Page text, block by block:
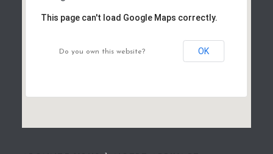
This page can't load Google Maps correctly.
Do you own this website? OK